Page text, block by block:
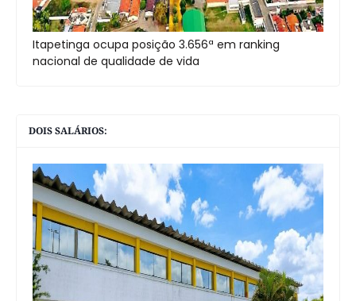
Itapetinga ocupa posição 3.656ª em ranking
nacional de qualidade de vida
DOIS SALÁRIOS: